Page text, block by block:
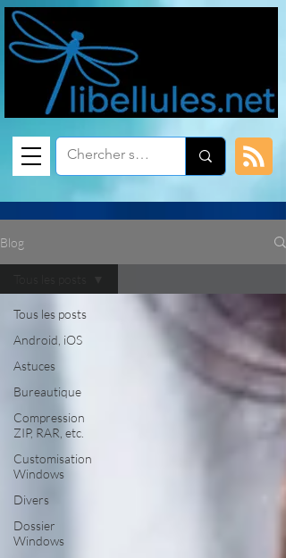
Blog
Tous les posts
Android, iOS
Astuces
Bureautique
Compression
ZIP, RAR, etc.
Customisation
Windows
Divers
Dossier
Windows